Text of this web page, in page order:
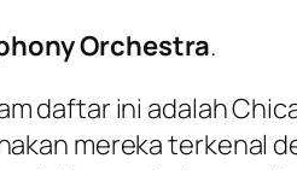
Orchestra.
daftar ini adalah
mereka terkenal